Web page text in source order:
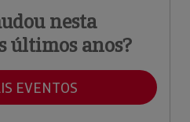
nesta
últimos anos?
EVENTOS